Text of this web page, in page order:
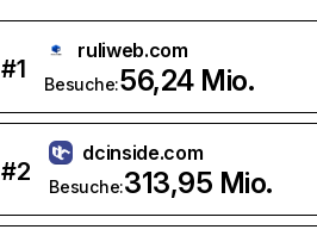
#1
ruliweb.com
Besuche:56,24 Mio.
#2
dcinside.com
Besuche:313,95 Mio.